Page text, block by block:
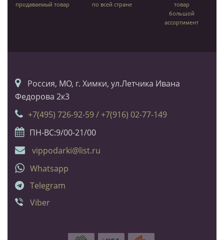
продаваемый товар
по всей стране
товар
большой
ассортимент
Россия, МО, г. Химки, ул.Летчика Ивана
Федорова 2к3
+7(495) 726-92-59 / +7(916) 02-77-149
ПН-ВС:9/00-21/00
vippodarki@list.ru
Whatsapp
Telegram
Viber